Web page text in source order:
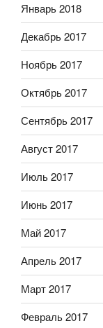
Январь 2018
Декабрь 2017
Ноябрь 2017
Октябрь 2017
Сентябрь 2017
Август 2017
Июль 2017
Июнь 2017
Май 2017
Апрель 2017
Март 2017
Февраль 2017